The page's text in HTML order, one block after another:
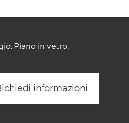
Piano in vetro.
informazioni